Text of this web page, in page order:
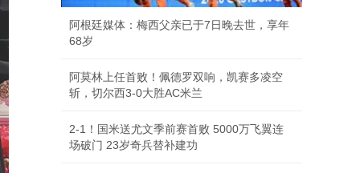
阿根廷媒体：梅西父亲已于7日晚去世，享年
68岁
阿莫林上任首败！佩德罗双响，凯赛多凌空
斩，切尔西3-0大胜AC米兰
2-1！国米送尤文季前赛首败 5000万飞翼连
场破门 23岁奇兵替补建功